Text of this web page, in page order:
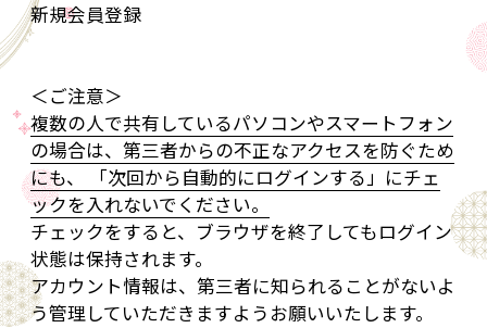
新規会員登録
＜ご注意＞
複数の人で共有しているパソコンやスマートフォン
の場合は、第三者からの不正なアクセスを防ぐため
にも、 「次回から自動的にログインする」にチェ
ックを入れないでください。
チェックをすると、ブラウザを終了してもログイン
状態は保持されます。
アカウント情報は、第三者に知られることがないよ
う管理していただきますようお願いいたします。